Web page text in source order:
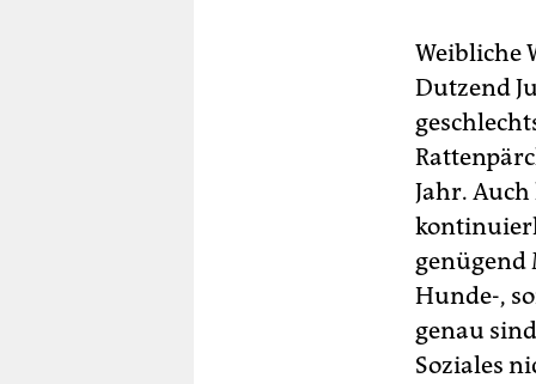
Weibliche
Dutzend
Jahr.
genügend
Hunde-,
genau
Soziales